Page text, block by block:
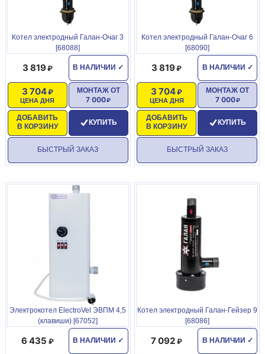
Котел электродный Галан-Очаг 3
[68088]
В НАЛИЧИИ ✓
3 819
ЦЕНА ДНЯ
3 704
ДОБАВИТЬ
В КОРЗИНУ
МОНТАЖ ОТ
7 000
КУПИТЬ
БЫСТРЫЙ ЗАКАЗ
Котел электродный Галан-Очаг 6
[68090]
В НАЛИЧИИ ✓
3 819
ЦЕНА ДНЯ
3 704
ДОБАВИТЬ
В КОРЗИНУ
МОНТАЖ ОТ
7 000
КУПИТЬ
БЫСТРЫЙ ЗАКАЗ
Электрокотел ElectroVel ЭВПМ 4,5
(клавиши) [67052]
В НАЛИЧИИ ✓
6 435
Котел электродный Галан-Гейзер 9
[68086]
В НАЛИЧИИ ✓
7 092